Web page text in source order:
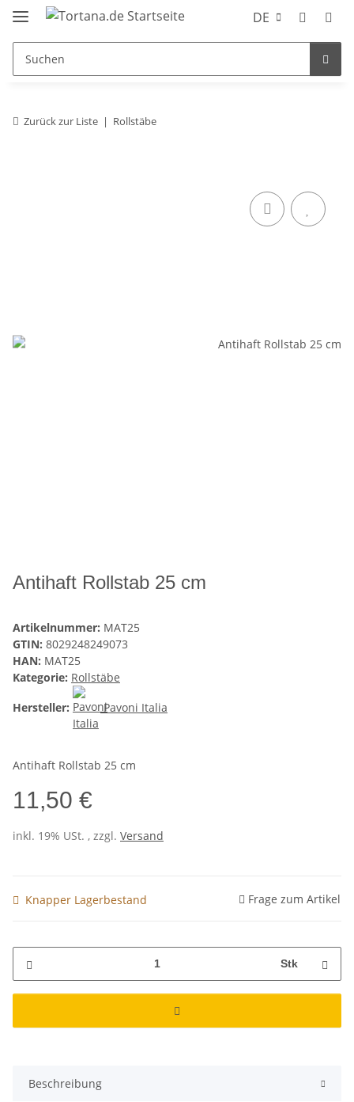
DE
Zurück zur Liste Rollstäbe
Antihaft Rollstab 25 cm
Artikelnummer: MAT25
GTIN: 8029248249073
HAN: MAT25
Kategorie: Rollstäbe
Hersteller:
Pavoni Italia
Antihaft Rollstab 25 cm
11,50 €
inkl. 19% USt. , zzgl. Versand
Knapper Lagerbestand Frage zum Artikel
Stk
Beschreibung